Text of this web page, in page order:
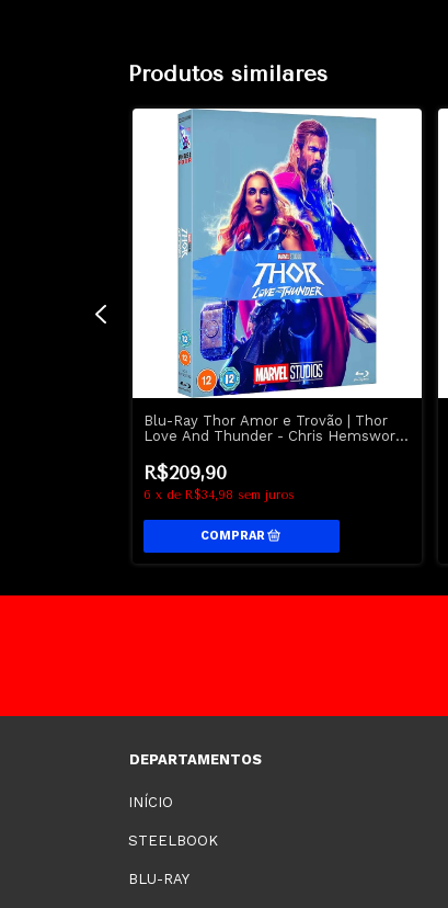
Produtos similares
Blu-Ray Thor Amor e Trovão | Thor
Love And Thunder - Chris Hemsworth
R$209,90
6 x de R$34,98 sem juros
DEPARTAMENTOS
INÍCIO
STEELBOOK
BLU-RAY